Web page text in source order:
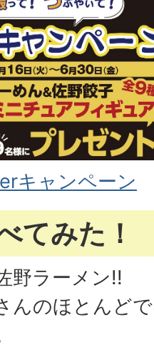
キャンペーン
てみた！
野ラーメン!!
んのほとんど